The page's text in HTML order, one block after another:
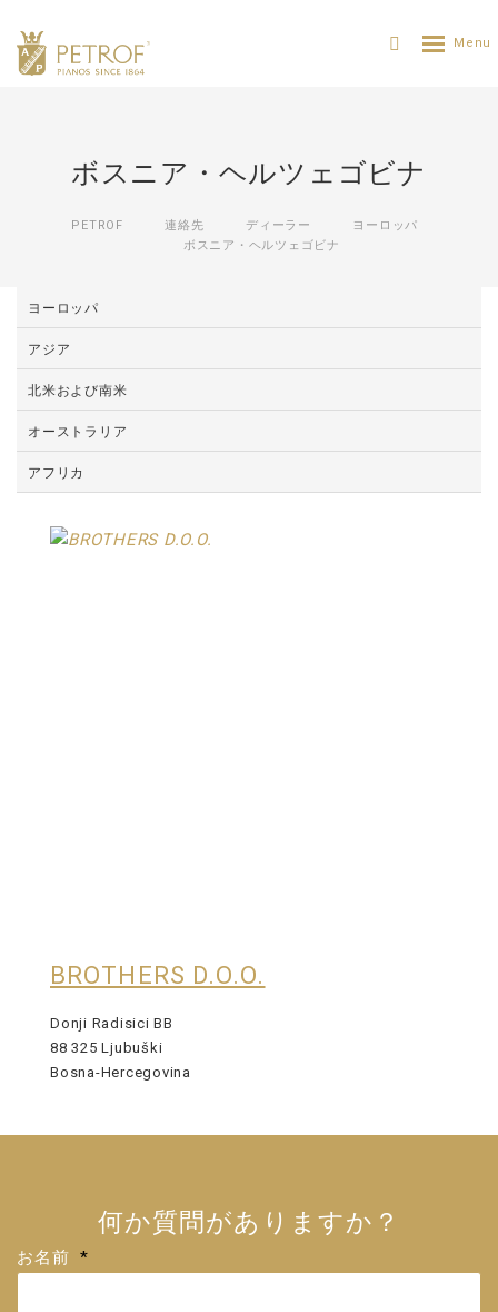
ボスニア・ヘルツェゴビナ
PETROF 連絡先 ディーラー
ヨーロッパ
ボスニア・ヘルツェゴビナ
ヨーロッパ
アジア
北米および南米
オーストラリア
アフリカ
BROTHERS D.O.O.
Donji Radisici BB
88 325 Ljubuški
Bosna-Hercegovina
何か質問がありますか？
お名前 *